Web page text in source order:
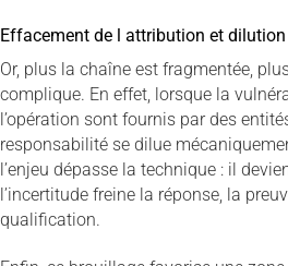
Effacement de l attribution et
Or, plus la chaîne est fragmentée,
complique. En effet, lorsque la
l’opération sont fournis par des
responsabilité se dilue
l’enjeu dépasse la technique : il
l’incertitude freine la réponse, la
qualification.